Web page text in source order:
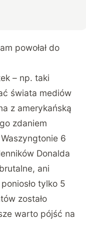
powołał do
– np. taki
świata mediów
z amerykańską
zdaniem
6
Donalda
ani
tylko 5
zostało
warto pójść na